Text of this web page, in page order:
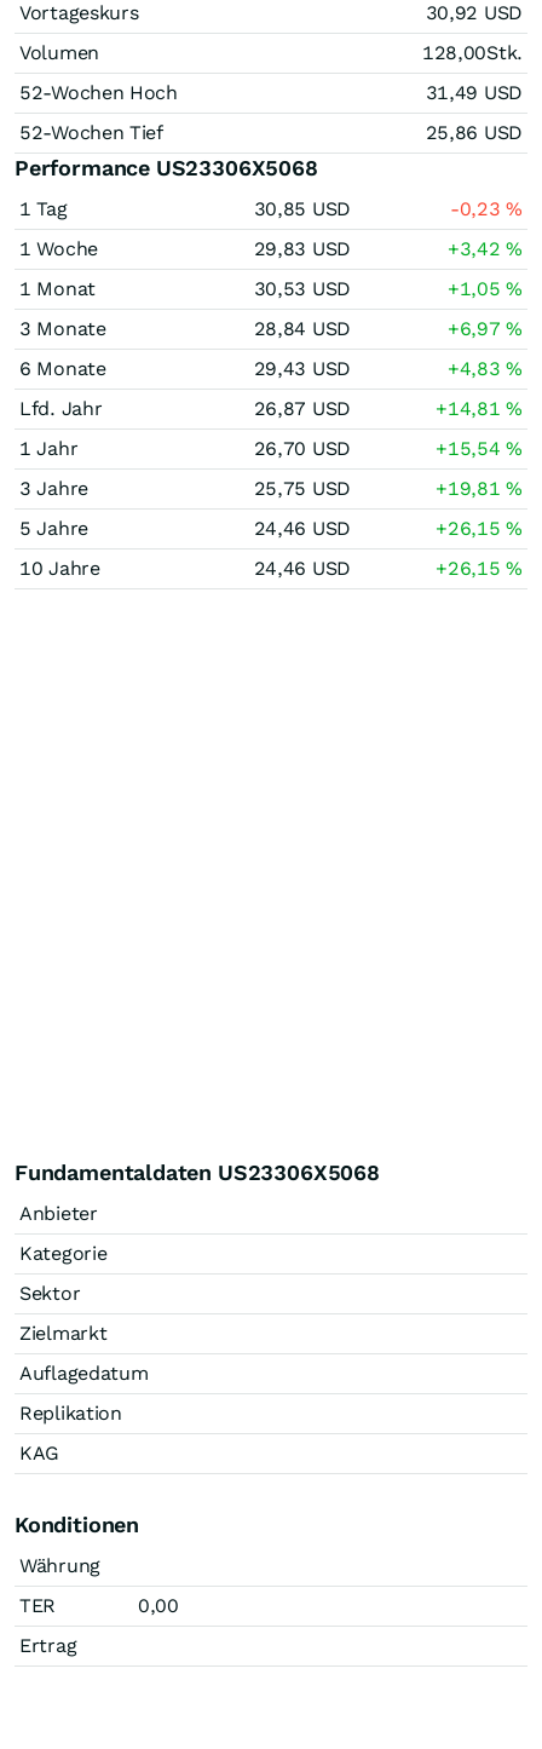
Vortageskurs
30,92 USD
Volumen
128,00Stk.
52-Wochen Hoch
31,49 USD
52-Wochen Tief
25,86 USD
Performance US23306X5068
1 Tag 30,85 USD -0,23%
1 Woche
29,83 USD +3,42%
1 Monat
30,53 USD +1,05%
3 Monate
28,84 USD +6,97%
6 Monate
29,43 USD +4,83%
Lfd. Jahr
26,87 USD +14,81%
1 Jahr
26,70 USD +15,54%
3 Jahre
25,75 USD +19,81%
5 Jahre
24,46 USD +26,15%
10 Jahre
24,46 USD +26,15%
Fundamentaldaten US23306X5068
Anbieter
Kategorie
Sektor
Zielmarkt
Auflagedatum
Replikation
KAG
Konditionen
Währung
TER
0,00
Ertrag